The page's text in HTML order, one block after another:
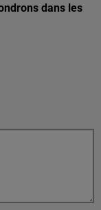
dans les